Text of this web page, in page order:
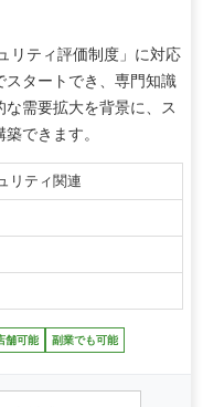
リティ評価制度」に対応
スタートでき、専門知識
需要拡大を背景に、ス
できます。
リティ関連
舗可能 副業でも可能